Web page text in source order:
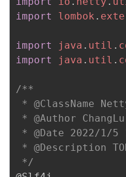
我
的
博
客
我
的
论
坛
我
的
圈
我
的
我
import
lombok .
import java . util .
import
java . util .
/**
* @ClassName
* @Author ChangLu
* @Date 2022/1/5
* @Description
*/